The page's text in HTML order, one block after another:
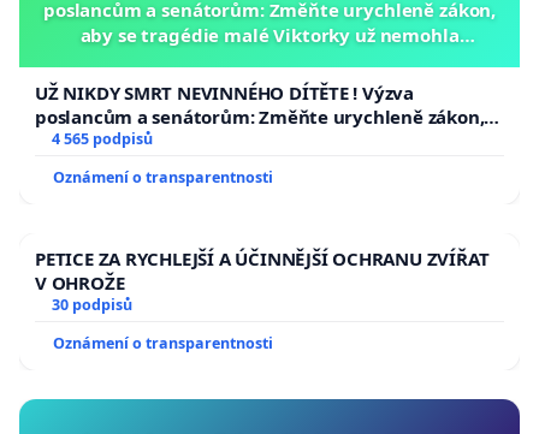
poslancům a senátorům: Změňte urychleně zákon,
aby se tragédie malé Viktorky už nemohla
UŽ NIKDY SMRT NEVINNÉHO DÍTĚTE ! Výzva
poslancům a senátorům: Změňte urychleně zákon,
aby se tragédie malé Viktorky už nemohla opakovat!
4 565 podpisů
Oznámení o transparentnosti
PETICE ZA RYCHLEJŠÍ A ÚČINNĚJŠÍ OCHRANU ZVÍŘAT
V OHROŽE
30 podpisů
Oznámení o transparentnosti